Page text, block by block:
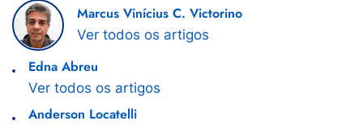
Marcus Vinícius C. Victorino
Ver todos os artigos
Edna Abreu
Ver todos os artigos
Anderson Locatelli